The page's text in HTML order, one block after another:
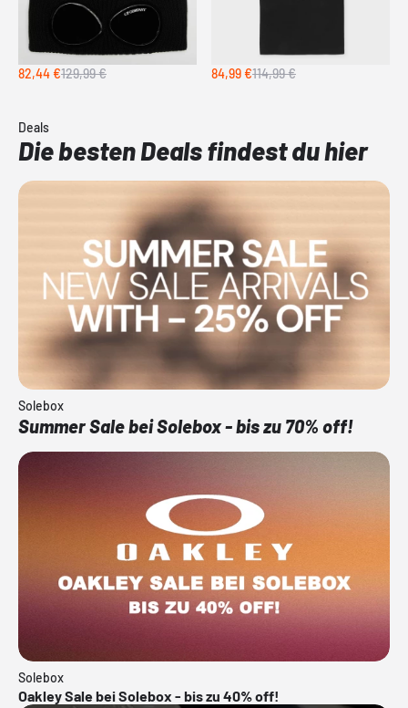
82,44 €129,99 € 84,99 €114,99 €
Deals
Die besten Deals findest du hier
Solebox
Summer Sale bei Solebox - bis zu 70% off!
Solebox
Oakley Sale bei Solebox - bis zu 40% off!